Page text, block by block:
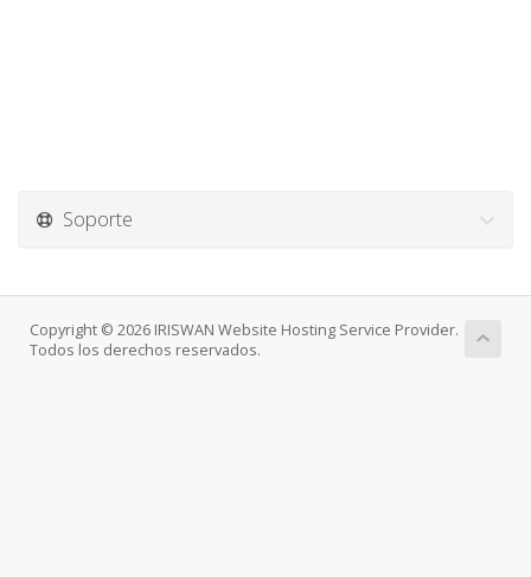
Soporte
Copyright © 2026 IRISWAN Website Hosting Service Provider.
Todos los derechos reservados.